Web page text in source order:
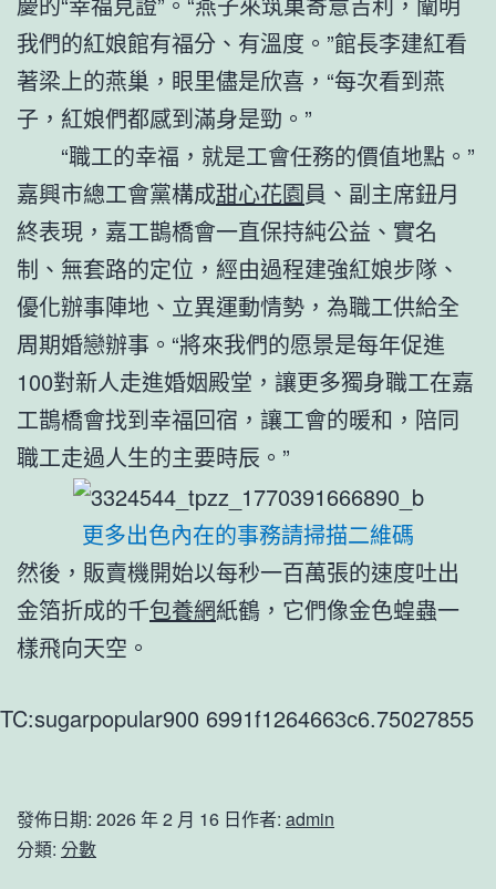
我們的紅娘館有福分、有溫度。”館長李建紅看
著梁上的燕巢，眼里儘是欣喜，“每次看到燕
子，紅娘們都感到滿身是勁。”
“職工的幸福，就是工會任務的價值地點。”
嘉興市總工會黨構成甜心花園員、副主席鈕月
終表現，嘉工鵲橋會一直保持純公益、實名
制、無套路的定位，經由過程建強紅娘步隊、
優化辦事陣地、立異運動情勢，為職工供給全
周期婚戀辦事。“將來我們的愿景是每年促進
100對新人走進婚姻殿堂，讓更多獨身職工在嘉
工鵲橋會找到幸福回宿，讓工會的暖和，陪同
職工走過人生的主要時辰。”
更多出色內在的事務請掃描二維碼
然後，販賣機開始以每秒一百萬張的速度吐出
金箔折成的千包養網紙鶴，它們像金色蝗蟲一
樣飛向天空。
TC:sugarpopular900 6991f1264663c6.75027855
發佈日期: 2026 年 2 月 16 日作者: admin
分類: 分數